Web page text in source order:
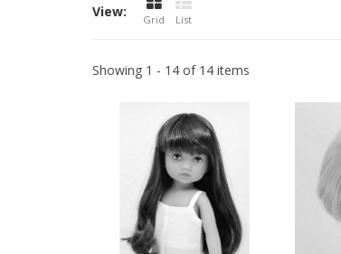
View: Grid List
Showing 1 - 14 of 14 items